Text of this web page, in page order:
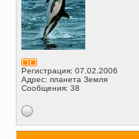
Регистрация: 07.02.2006
Адрес: планета Земля
Сообщения: 38